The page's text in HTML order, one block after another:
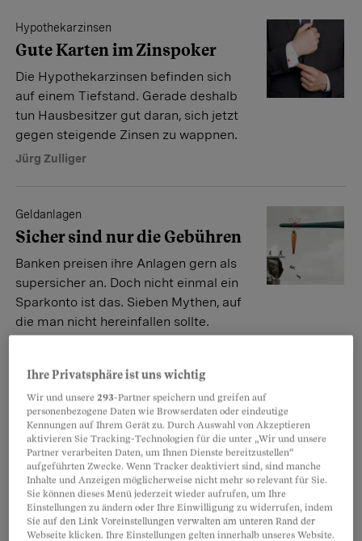
Hypothekarzinsen
Gute Karten im Zinspoker
Die Hypothekarzinsen befinden sich
auf einem Tiefstand. Gerade deshalb
tun Hausbesitzer gut daran, sich jetzt
gegen steigende Zinsen zu wappnen.
Jürg Zulliger
Geldanlagen
Sicher sind nur die Gebühren
Banken preisen ihre Anlagen gern als
supersicher an. Doch nicht einmal ein
Sparkonto ist das. Sieben Mythen, auf
die man nicht hereinfallen sollte.
Hypotheken
Banken wollen Geld nicht
Wohneigentümer leben heute
angenehm – dank tiefen Zinsen. Doch
die können steigen. Wieso nicht einen
Teil früher zurückzahlen? Nein, danke, sagen die
Banken.
Ihre Privatsphäre ist uns wichtig
Wir und unsere293-Partner speichern und greifen auf
personenbezogene Daten wie Browserdaten oder eindeutige
Kennungen auf Ihrem Gerät zu. Durch Auswahl von Akzeptieren
aktivieren Sie Tracking-Technologien für die unter „Wir und unsere
Partner verarbeiten Daten, um Ihnen Dienste bereitzustellen“
aufgeführten Zwecke. Wenn Tracker deaktiviert sind, sind manche
Inhalte und Anzeigen möglicherweise nicht mehr so relevant für Sie.
Sie können dieses Menü jederzeit wieder aufrufen, um Ihre
Einstellungen zu ändern oder Ihre Einwilligung zu widerrufen, indem
Sie auf den Link Voreinstellungen verwalten am unteren Rand der
Webseite klicken. Ihre Einstellungen gelten innerhalb unseres Website.